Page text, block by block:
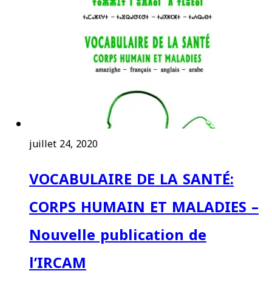
juillet 24, 2020
VOCABULAIRE DE LA SANTÉ:
CORPS HUMAIN ET MALADIES –
Nouvelle publication de
l’IRCAM